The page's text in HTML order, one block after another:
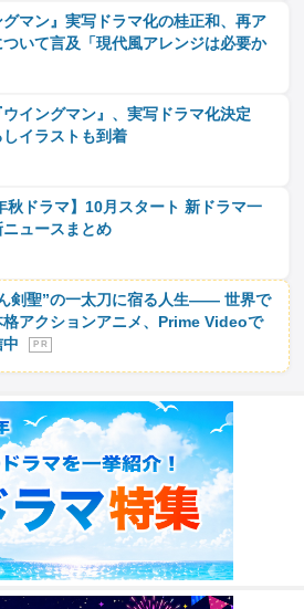
グマン』実写ドラマ化の桂正和、再ア
ついて言及「現代風アレンジは必要か
ウイングマン』、実写ドラマ化決定
イラストも到着
秋ドラマ】10月スタート 新ドラマ一
ニュースまとめ
剣聖”の一太刀に宿る人生―― 世界で
格アクションアニメ、Prime Videoで
P R